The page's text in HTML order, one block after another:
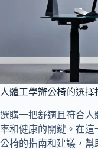
人體工學辦公椅的選擇
選購一把舒適且符合
率和健康的關鍵。在
公椅的指南和建議，幫